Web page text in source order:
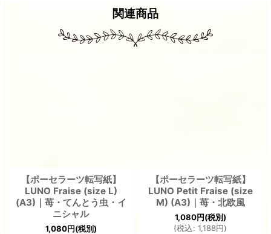
関連商品
【ポーセラーツ転写紙】
LUNO Fraise (size L)
(A3)｜苺・てんとう虫・イ
ニシャル
1,080円(税別)
【ポーセラーツ転写紙】
LUNO Petit Fraise (size
M) (A3)｜苺・北欧風
1,080円(税別)
(税込: 1,188円)